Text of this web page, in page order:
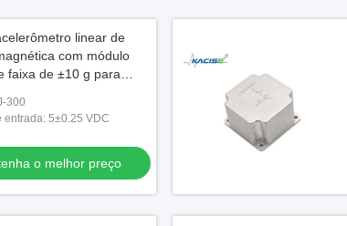
linear de
com módulo
faixa de ±10 g para
300
entrada: 5±0.25 VDC
o melhor preço